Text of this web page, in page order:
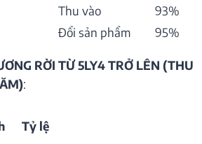
Thu vào
93%
Đổi sản phẩm
95%
RỜI TỪ 5LY4 TRỞ LÊN (THU
:
Tỷ lệ